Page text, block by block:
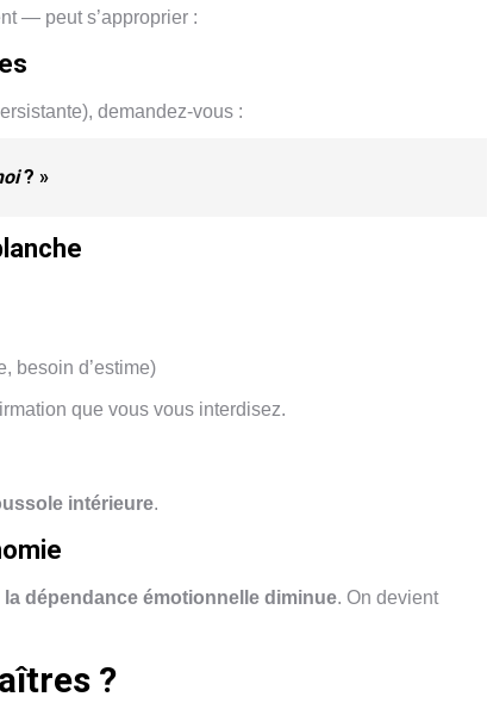
— peut s’approprier :
demandez-vous :
? »
besoin d’estime)
que vous vous interdisez.
intérieure.
la dépendance émotionnelle diminue. On devient
?